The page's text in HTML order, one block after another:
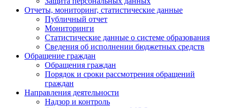
Отчеты, мониторинг, статистические данные
Публичный отчет
Мониторинги
Статистические данные о системе образования
Сведения об исполнении бюджетных средств
Обращение граждан
Обращения граждан
Порядок и сроки рассмотрения обращений
граждан
Направления деятельности
Надзор и контроль